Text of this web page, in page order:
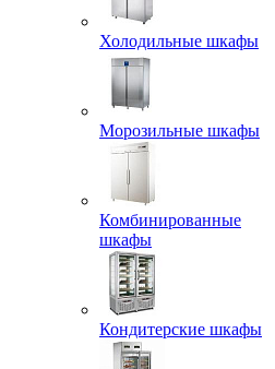
Холодильные шкафы
Морозильные шкафы
Комбинированные
шкафы
Кондитерские шкафы